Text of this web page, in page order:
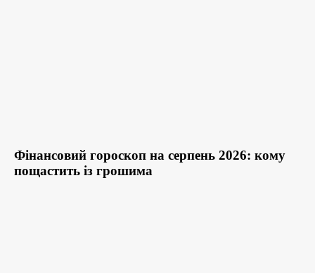
Фінансовий гороскоп на серпень 2026: кому
пощастить із грошима